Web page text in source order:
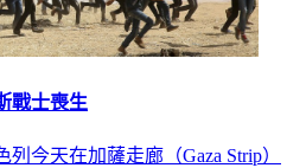
戰士喪生
今天在加薩走廊（Gaza Strip）